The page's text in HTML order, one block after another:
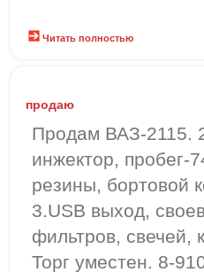
Читать полностью
продаю
Продам ВАЗ-2115.
инжектор, пробег-
резины, бортовой
3.USB выход,
фильтров, свечей,
Торг уместен. 8-